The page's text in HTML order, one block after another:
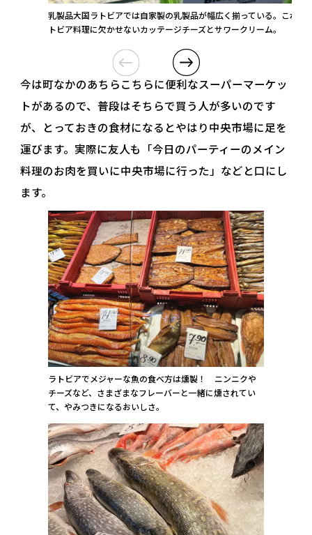
乳製品大国ラトビアでは自家製の乳製品が幅広く揃っている。これは
トビア料理に欠かせないカッテージチーズとサワークリーム。
今は町なかのあちらこちらに便利なスーパーマーケッ
トがあるので、普段はそちらで買う人が多いのです
が、とっておきの食材になるとやはり中央市場に足を
運びます。実際に友人も「今日のパーティーのメイン
料理のお肉を買いに中央市場に行った」などと口にし
ます。
ラトビアでメジャーな魚の食べ方は燻製！ ニンニクや
チーズなど、さまざまなフレーバーと一緒に燻されてい
て、やみつきになるおいしさ。